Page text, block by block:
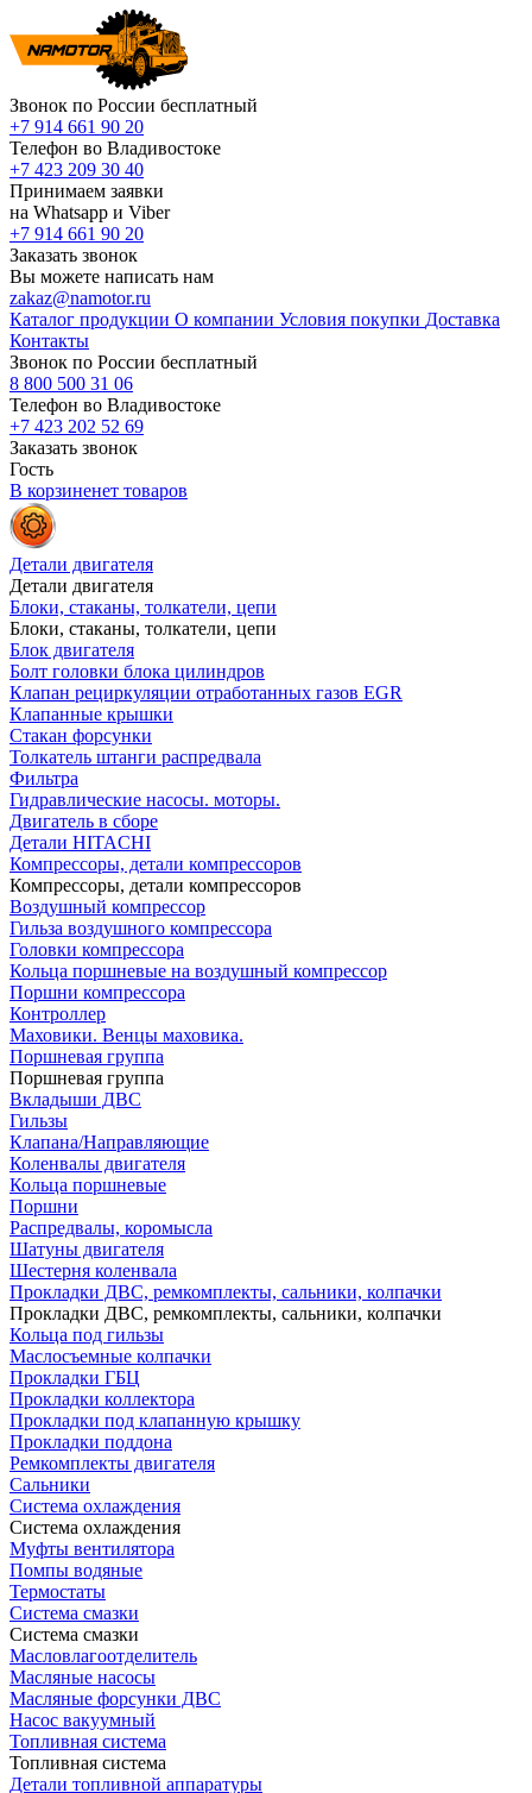
Звонок по России бесплатный
+7 914 661 90 20
Телефон во Владивостоке
+7 423 209 30 40
Принимаем заявки
на Whatsapp и Viber
+7 914 661 90 20
Заказать звонок
Вы можете написать нам
zakaz@namotor.ru
Каталог продукции О компании Условия покупки Доставка
Контакты
Звонок по России бесплатный
8 800 500 31 06
Телефон во Владивостоке
+7 423 202 52 69
Заказать звонок
Гость
В корзиненет товаров
Детали двигателя
Детали двигателя
Блоки, стаканы, толкатели, цепи
Блоки, стаканы, толкатели, цепи
Блок двигателя
Болт головки блока цилиндров
Клапан рециркуляции отработанных газов EGR
Клапанные крышки
Стакан форсунки
Толкатель штанги распредвала
Фильтра
Гидравлические насосы. моторы.
Двигатель в сборе
Детали HITACHI
Компрессоры, детали компрессоров
Компрессоры, детали компрессоров
Воздушный компрессор
Гильза воздушного компрессора
Головки компрессора
Кольца поршневые на воздушный компрессор
Поршни компрессора
Контроллер
Маховики. Венцы маховика.
Поршневая группа
Поршневая группа
Вкладыши ДВС
Гильзы
Клапана/Направляющие
Коленвалы двигателя
Кольца поршневые
Поршни
Распредвалы, коромысла
Шатуны двигателя
Шестерня коленвала
Прокладки ДВС, ремкомплекты, сальники, колпачки
Прокладки ДВС, ремкомплекты, сальники, колпачки
Кольца под гильзы
Маслосъемные колпачки
Прокладки ГБЦ
Прокладки коллектора
Прокладки под клапанную крышку
Прокладки поддона
Ремкомплекты двигателя
Сальники
Система охлаждения
Система охлаждения
Муфты вентилятора
Помпы водяные
Термостаты
Система смазки
Система смазки
Масловлагоотделитель
Масляные насосы
Масляные форсунки ДВС
Насос вакуумный
Топливная система
Топливная система
Детали топливной аппаратуры